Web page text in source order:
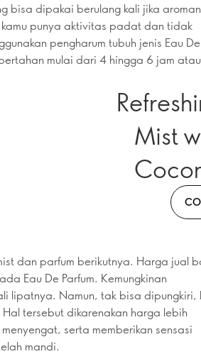
bisa dipakai berulang kali jika
punya aktivitas padat dan tidak
pengharum tubuh jenis Eau De
mulai dari 4 hingga 6 jam atau
Mist
dan parfum berikutnya. Harga jual
Eau De Parfum. Kemungkinan
lipatnya. Namun, tak bisa dipungkiri,
tersebut dikarenakan harga lebih
serta memberikan sensasi
mandi.